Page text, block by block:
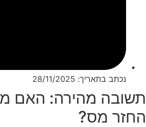
נכתב בתאריך: 28/11/2025
תשובה מהירה: האם
החזר מס?